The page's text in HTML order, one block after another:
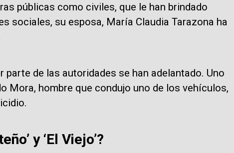
públicas como civiles, que le han brindado
sociales, su esposa, María Claudia Tarazona ha
de las autoridades se han adelantado. Uno
Mora, hombre que condujo uno de los vehículos,
y ‘El Viejo’?